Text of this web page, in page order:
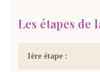
Les étapes de
1ère étape :